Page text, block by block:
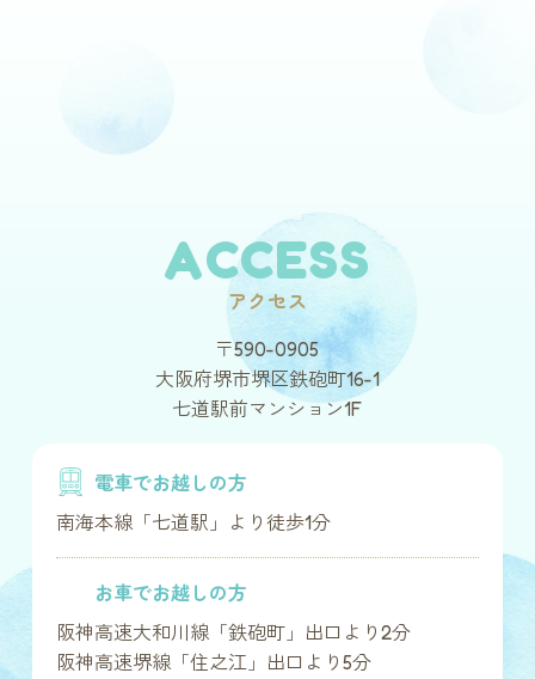
ACCESS
アクセス
〒590-0905
大阪府堺市堺区鉄砲町16-1
七道駅前マンション1F
電車でお越しの方
南海本線「七道駅」より徒歩1分
お車でお越しの方
阪神高速大和川線「鉄砲町」出口より2分
阪神高速堺線「住之江」出口より5分